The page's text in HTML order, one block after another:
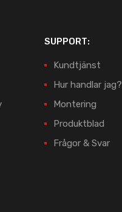
SUPPORT:
Kundtjänst
Hur handlar jag?
Montering
Produktblad
Frågor & Svar